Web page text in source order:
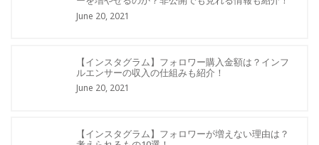
June 20, 2021
【インスタグラム】フォロワー購入金額は？インフ
ルエンサーの収入の仕組みも紹介！
June 20, 2021
【インスタグラム】フォロワーが増えない理由は？